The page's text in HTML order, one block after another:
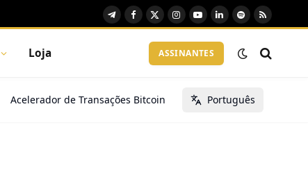
TelegramFacebook
X
Instagram
YouTubeLinkedIn
Spotify
RSS
Loja ASSINANTES